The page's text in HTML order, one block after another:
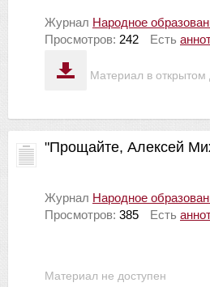
Материал в открытом
Журнал Народное
Просмотров: 242 Есть
Материал не доступен
"Прощайте, Алексей
Журнал Народное
Просмотров: 385 Есть